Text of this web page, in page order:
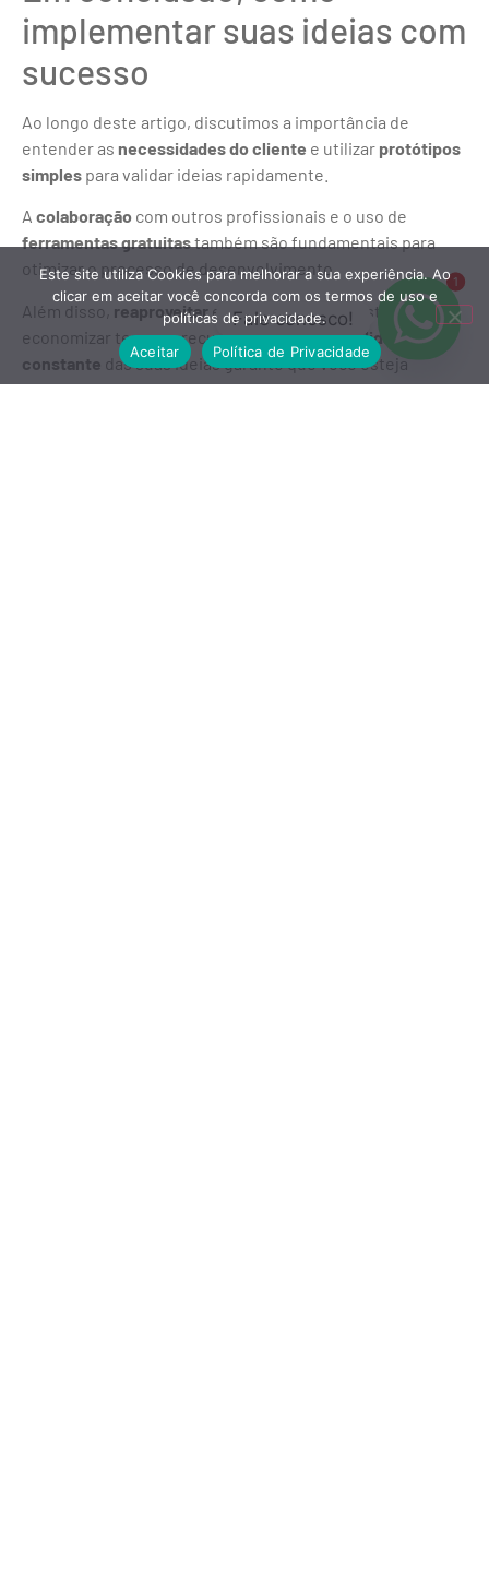
implementar suas ideias com
sucesso
Ao longo deste artigo, discutimos a importância de
entender as necessidades do cliente e utilizar protótipos
simples para validar ideias rapidamente.
A colaboração com outros profissionais e o uso de
ferramentas gratuitastambém são fundamentais para
otimizar o processo de desenvolvimento.
Além disso, reaproveitar e recriar
o que já existe permite
economizar tempo e recursos, enquanto avalidação
constante das suas ideias garante que você esteja
sempre alinhado com o mercado.
Este site utiliza Cookies para melhorar a sua experiência. Ao
clicar em aceitar você concorda com os termos de uso e
políticas de privacidade.
Aceitar
Política de Privacidade
1
Fale conosco!